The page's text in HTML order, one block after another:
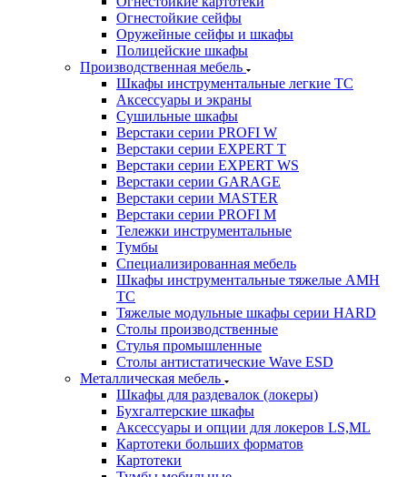
Огнестойкие сейфы
Оружейные сейфы и шкафы
Полицейские шкафы
Производственная мебель
Шкафы инструментальные легкие ТС
Аксессуары и экраны
Cушильные шкафы
Верстаки серии PROFI W
Верстаки серии EXPERT T
Верстаки серии EXPERT WS
Верстаки серии GARAGE
Верстаки серии MASTER
Верстаки серии PROFI M
Тележки инструментальные
Тумбы
Cпециализированная мебель
Шкафы инструментальные тяжелые AMH
TC
Тяжелые модульные шкафы серии HARD
Столы производственные
Стулья промышленные
Столы антистатические Wave ESD
Металлическая мебель
Шкафы для раздевалок (локеры)
Бухгалтерские шкафы
Аксессуары и опции для локеров LS,ML
Картотеки больших форматов
Картотеки